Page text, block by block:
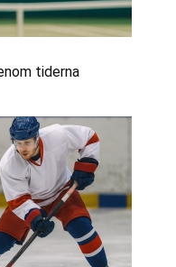
tiderna